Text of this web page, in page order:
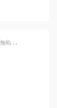
【送料無料】折りたたみ傘 レディース メンズ 雨傘 無地 耐風 耐久 薄型 軽量 丈夫 携帯 手開き式 6本骨 3つ折 つや消しハンドル 強力撥水 持ち運び 梅雨対策 小さい コンパクト シンプル 春夏 ユニセックス ビジネス 通学 通勤 男女兼用 折傘